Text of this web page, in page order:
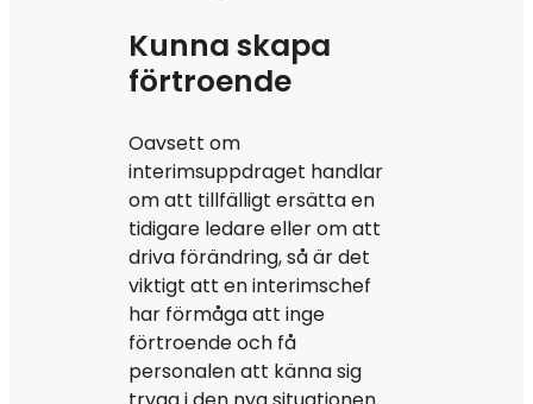
Kunna skapa
förtroende
Oavsett om
interimsuppdraget handlar
om att tillfälligt ersätta en
tidigare ledare eller om att
driva förändring, så är det
viktigt att en interimschef
har förmåga att inge
förtroende och få
personalen att känna sig